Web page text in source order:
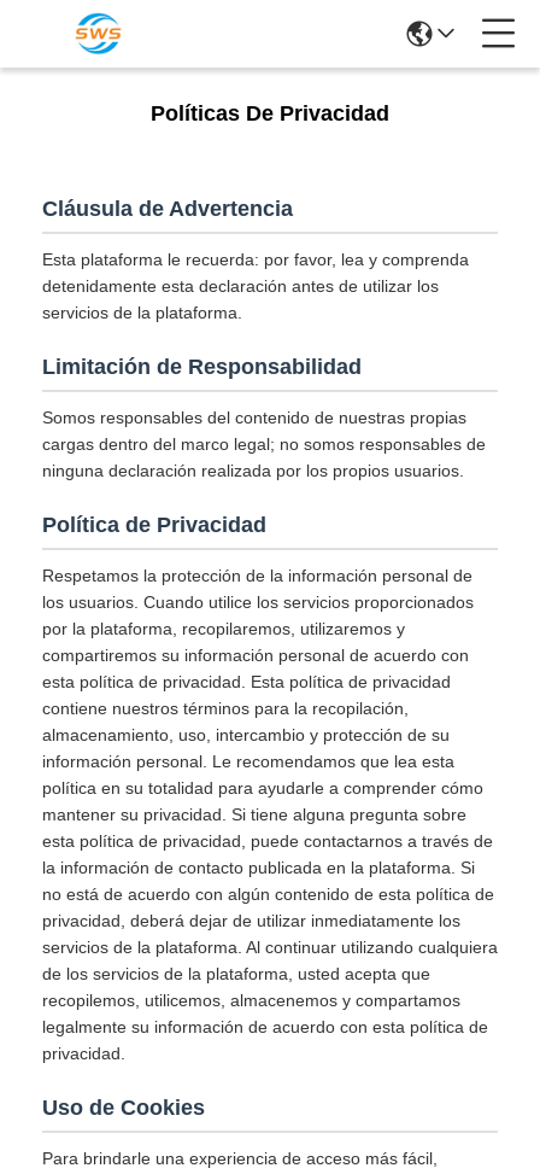
Políticas De Privacidad
Cláusula de Advertencia
Esta plataforma le recuerda: por favor, lea y comprenda
detenidamente esta declaración antes de utilizar los
servicios de la plataforma.
Limitación de Responsabilidad
Somos responsables del contenido de nuestras propias
cargas dentro del marco legal; no somos responsables de
ninguna declaración realizada por los propios usuarios.
Política de Privacidad
Respetamos la protección de la información personal de
los usuarios. Cuando utilice los servicios proporcionados
por la plataforma, recopilaremos, utilizaremos y
compartiremos su información personal de acuerdo con
esta política de privacidad. Esta política de privacidad
contiene nuestros términos para la recopilación,
almacenamiento, uso, intercambio y protección de su
información personal. Le recomendamos que lea esta
política en su totalidad para ayudarle a comprender cómo
mantener su privacidad. Si tiene alguna pregunta sobre
esta política de privacidad, puede contactarnos a través de
la información de contacto publicada en la plataforma. Si
no está de acuerdo con algún contenido de esta política de
privacidad, deberá dejar de utilizar inmediatamente los
servicios de la plataforma. Al continuar utilizando cualquiera
de los servicios de la plataforma, usted acepta que
recopilemos, utilicemos, almacenemos y compartamos
legalmente su información de acuerdo con esta política de
privacidad.
Uso de Cookies
Para brindarle una experiencia de acceso más fácil,